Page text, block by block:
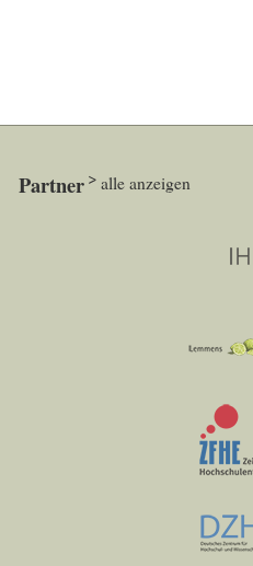
Partner alle anzeigen